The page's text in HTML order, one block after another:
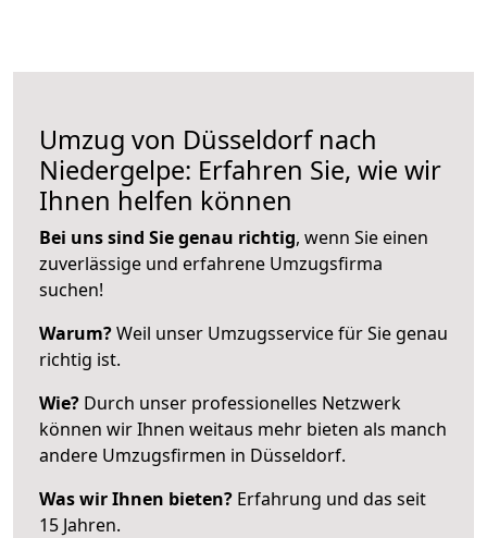
Umzug von Düsseldorf nach
Niedergelpe: Erfahren Sie, wie wir
Ihnen helfen können
Bei uns sind Sie genau richtig, wenn Sie einen
zuverlässige und erfahrene Umzugsfirma
suchen!
Warum?Weil unser Umzugsservice für Sie genau
richtig ist.
Wie? Durch unser professionelles Netzwerk
können wir Ihnen weitaus mehr bieten als manch
andere Umzugsfirmen in Düsseldorf.
Was wir Ihnen bieten? Erfahrung und das seit
15 Jahren.